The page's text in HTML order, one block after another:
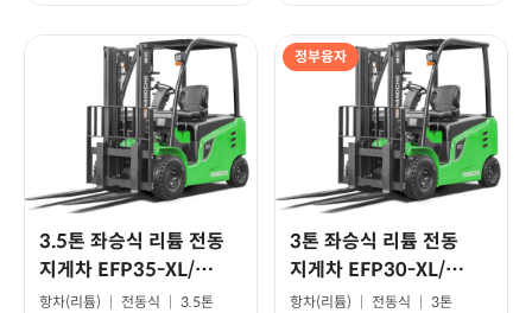
3.5톤 좌승식 리튬 전동
지게차 EFP35-XL/
고급형모델
항차(리튬) | 전동식 | 3.5톤
정부융자
3톤 좌승식 리튬 전동
지게차 EFP30-XL/
고급형모델
항차(리튬) | 전동식 | 3톤